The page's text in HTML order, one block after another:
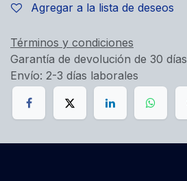
Agregar a la lista de deseos
Términos y condiciones
Garantía de devolución de 30 días
Envío: 2-3 días laborales